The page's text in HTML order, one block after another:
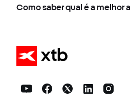
Como saber qual é a melhor